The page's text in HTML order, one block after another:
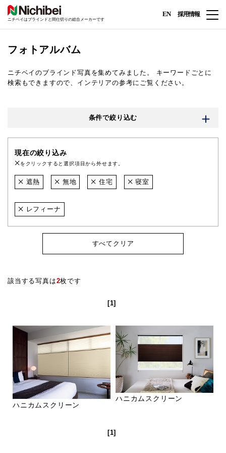
ニチベイはブラインドと間仕切りの総合メーカーです
EN 採用情報
フォトアルバム
ニチベイのブラインド写真を集めてみました。
キーワードごとに
検索もできますので、インテリアの参考にご覧ください。
条件で絞り込む
現在の絞り込み
をクリックすると選択項目から外せます。
遮熱 無地 住宅 寝室
レフィーナ
すべてクリア
該当する写真は2枚です
[1]
ハニカムスクリーン
ハニカムスクリーン
[1]